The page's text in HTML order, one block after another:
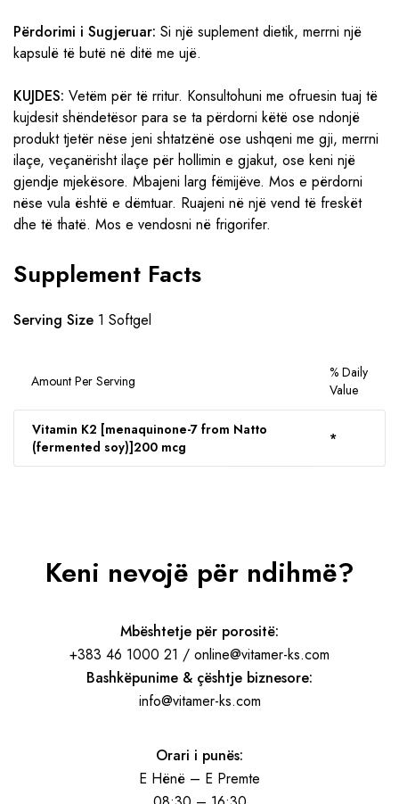
Përdorimi i Sugjeruar: Si një suplement dietik, merrni një
kapsulë të butë në ditë me ujë.
KUJDES: Vetëm për të rritur. Konsultohuni me ofruesin tuaj të
kujdesit shëndetësor para se ta përdorni këtë ose ndonjë
produkt tjetër nëse jeni shtatzënë ose ushqeni me gji, merrni
ilaçe, veçanërisht ilaçe për hollimin e gjakut, ose keni një
gjendje mjekësore. Mbajeni larg fëmijëve. Mos e përdorni
nëse vula është e dëmtuar. Ruajeni në një vend të freskët
dhe të thatë. Mos e vendosni në frigorifer.
Supplement Facts
Serving Size 1 Softgel
Amount Per Serving
% Daily
Value
Vitamin K2 [menaquinone-7 from Natto
(fermented soy)]200 mcg *
Keni nevojë për ndihmë?
Mbështetje për porositë:
+383 46 1000 21 / online@vitamer-ks.com
Bashkëpunime & çështje biznesore:
info@vitamer-ks.com
Orari i punës:
E Hënë – E Premte